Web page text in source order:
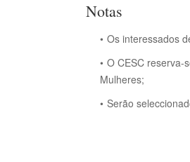
Notas
Os interessados
O CESC reserva-
Mulheres;
Serão